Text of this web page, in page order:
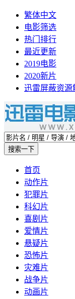
繁体中文
电影筛选
热门排行
最近更新
2019电影
2020新片
迅雷屏蔽资源
首页
动作片
犯罪片
科幻片
喜剧片
爱情片
悬疑片
恐怖片
灾难片
战争片
动画片